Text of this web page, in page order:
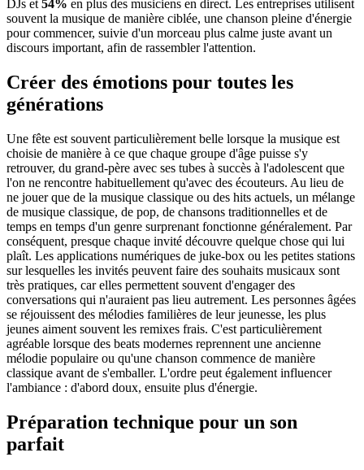
DJs et 54% en plus des musiciens en direct. Les entreprises utilisent
souvent la musique de manière ciblée, une chanson pleine d'énergie
pour commencer, suivie d'un morceau plus calme juste avant un
discours important, afin de rassembler l'attention.
Créer des émotions pour toutes les
générations
Une fête est souvent particulièrement belle lorsque la musique est
choisie de manière à ce que chaque groupe d'âge puisse s'y
retrouver, du grand-père avec ses tubes à succès à l'adolescent que
l'on ne rencontre habituellement qu'avec des écouteurs. Au lieu de
ne jouer que de la musique classique ou des hits actuels, un mélange
de musique classique, de pop, de chansons traditionnelles et de
temps en temps d'un genre surprenant fonctionne généralement. Par
conséquent, presque chaque invité découvre quelque chose qui lui
plaît. Les applications numériques de juke-box ou les petites stations
sur lesquelles les invités peuvent faire des souhaits musicaux sont
très pratiques, car elles permettent souvent d'engager des
conversations qui n'auraient pas lieu autrement. Les personnes âgées
se réjouissent des mélodies familières de leur jeunesse, les plus
jeunes aiment souvent les remixes frais. C'est particulièrement
agréable lorsque des beats modernes reprennent une ancienne
mélodie populaire ou qu'une chanson commence de manière
classique avant de s'emballer. L'ordre peut également influencer
l'ambiance : d'abord doux, ensuite plus d'énergie.
Préparation technique pour un son
parfait